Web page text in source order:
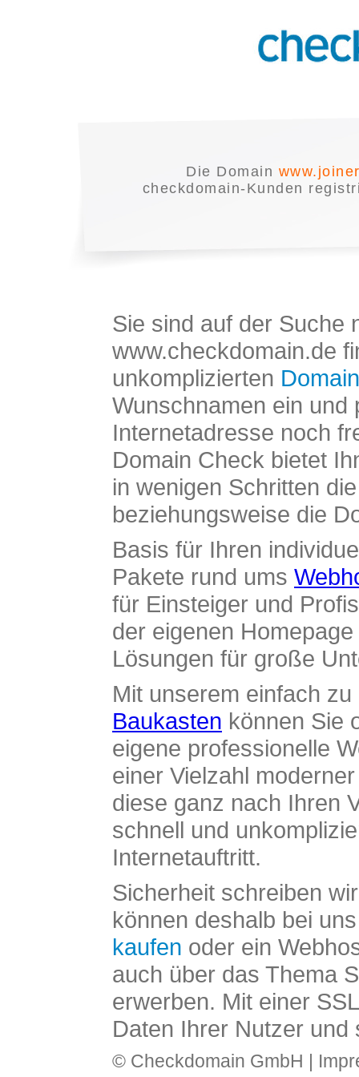
Die Domain
checkdomain-Kunden
Sie sind auf der Suche
www.checkdomain.de
unkomplizierten
Wunschnamen ein und
Internetadresse noch
Domain Check bietet
in wenigen Schritten
beziehungsweise die
Basis für Ihren
Pakete rund ums
für Einsteiger und
der eigenen
Lösungen für große
Mit unserem einfach
Baukasten können Sie
eigene professionelle
einer Vielzahl
diese ganz nach Ihren
schnell und
Internetauftritt.
Sicherheit schreiben
können deshalb bei
kaufen oder ein
auch über das Thema
erwerben. Mit einer
Daten Ihrer Nutzer und
© Checkdomain GmbH |